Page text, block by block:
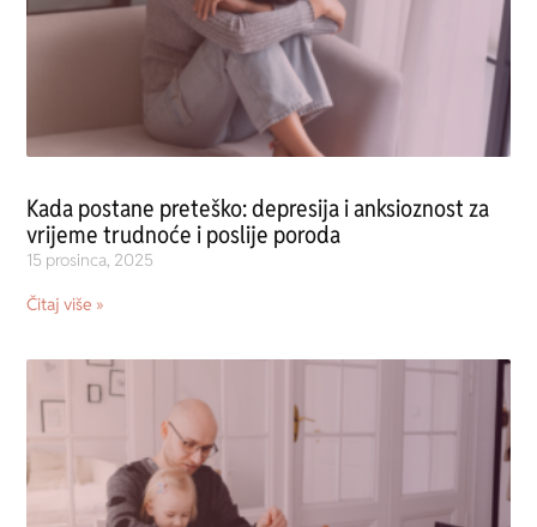
Kada postane preteško: depresija i anksioznost za
vrijeme trudnoće i poslije poroda
15 prosinca, 2025
Čitaj više »